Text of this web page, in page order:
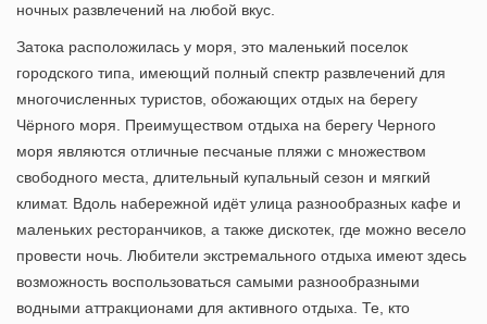
ночных развлечений на любой вкус.
Затока расположилась у моря, это маленький поселок
городского типа, имеющий полный спектр развлечений для
многочисленных туристов, обожающих отдых на берегу
Чёрного моря. Преимуществом отдыха на берегу Черного
моря являются отличные песчаные пляжи с множеством
свободного места, длительный купальный сезон и мягкий
климат. Вдоль набережной идёт улица разнообразных кафе и
маленьких ресторанчиков, а также дискотек, где можно весело
провести ночь. Любители экстремального отдыха имеют здесь
возможность воспользоваться самыми разнообразными
водными аттракционами для активного отдыха. Те, кто